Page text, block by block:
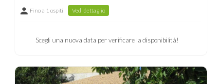
Fino a 1 ospiti Vedi dettaglio
Scegli una nuova data per verificare la disponibilità!